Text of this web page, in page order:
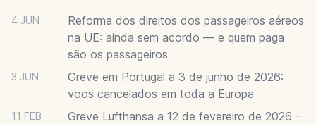
4 JUN
Reforma dos direitos dos passageiros aéreos
na UE: ainda sem acordo — e quem paga
são os passageiros
3 JUN
Greve em Portugal a 3 de junho de 2026:
voos cancelados em toda a Europa
11 FEB
Greve Lufthansa a 12 de fevereiro de 2026 –